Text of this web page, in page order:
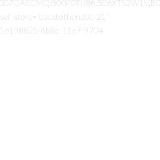
store=’backtothene0c-21′
6b8e-11e7-9704-